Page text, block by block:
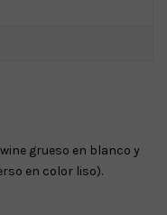
grueso en blanco y
en color liso).